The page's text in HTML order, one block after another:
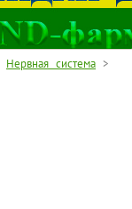
Нервная система >